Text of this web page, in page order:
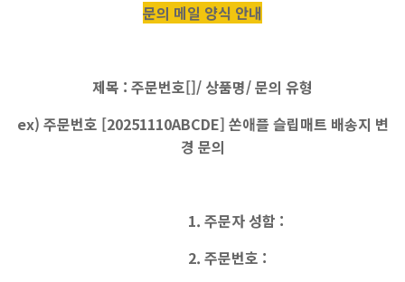
문의 메일 양식 안내
제목 : 주문번호[]/ 상품명/ 문의 유형
ex) 주문번호 [20251110ABCDE] 쏜애플 슬립매트 배송지 변
경 문의
1. 주문자 성함 :
2. 주문번호 :